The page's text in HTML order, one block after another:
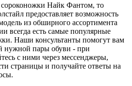
Найк Фантом, то
предоставляет возможность
из обширного ассортимента
всегда есть самые популярные
Наши консультанты помогут вам
нужной пары обуви - при
с ними через мессенджеры,
страницы и получайте ответы на